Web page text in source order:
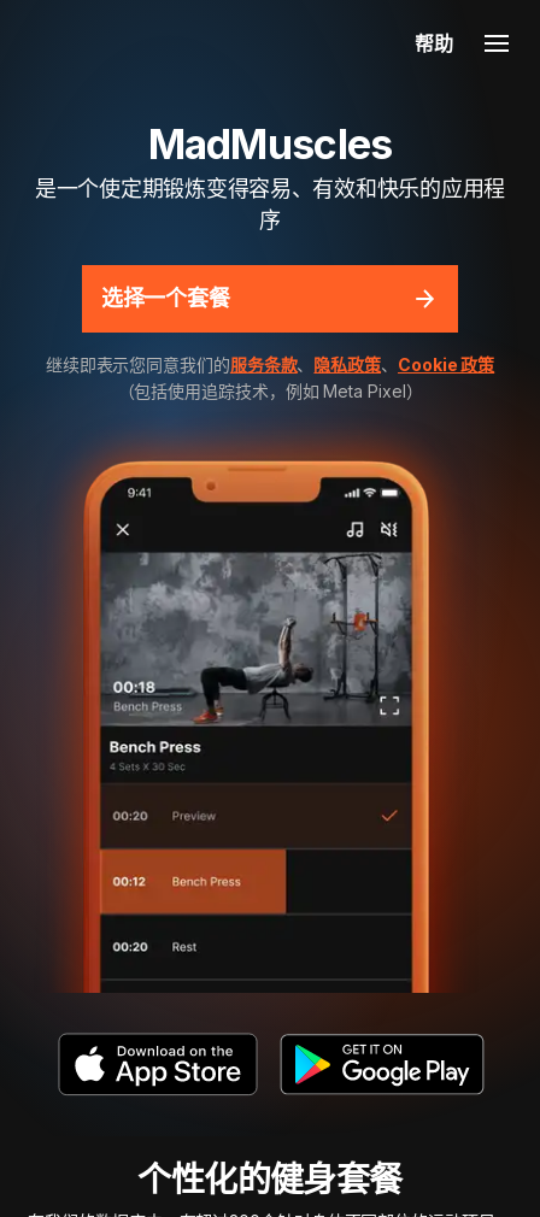
帮助
MadMuscles
是一个使定期锻炼变得容易、有效和快乐的应用程
序
选择一个套餐
继续即表示您同意我们的服务条款、 隐私政策、 Cookie 政策
（包括使用追踪技术，例如 Meta Pixel）
个性化的健身套餐